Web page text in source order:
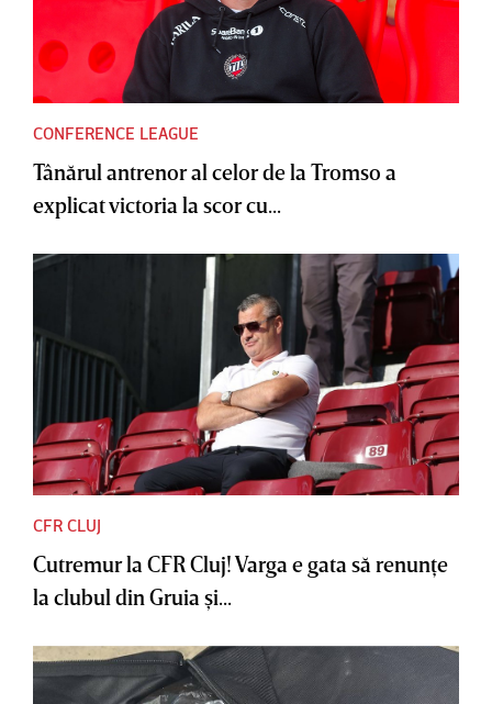
CONFERENCE LEAGUE
Tânărul antrenor al celor de la Tromso a
explicat victoria la scor cu...
CFR CLUJ
Cutremur la CFR Cluj! Varga e gata să renunţe
la clubul din Gruia şi...